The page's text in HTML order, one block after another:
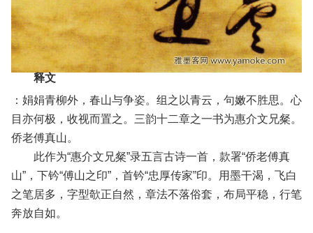
释文
：娟娟青柳外，春山与争姿。组之以青云，句嫩不胜思。心
目亦何极，收视而置之。三韵十二章之一书为惠介文兄粲。
侨老傅真山。
此作为“惠介文兄粲”录五言古诗一首，款署“侨老傅真
山”，下钤“傅山之印”，首钤“忠厚传家”印。用墨干渴，飞白
之笔居多，字型欹正自然，章法不落俗套，布局平稳，行笔
奔放自如。